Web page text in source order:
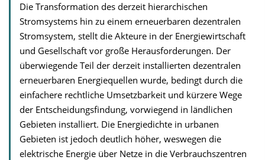
Die Transformation des derzeit hierarchischen
Stromsystems hin zu einem erneuerbaren dezentralen
Stromsystem, stellt die Akteure in der Energiewirtschaft
und Gesellschaft vor große Herausforderungen. Der
überwiegende Teil der derzeit installierten dezentralen
erneuerbaren Energiequellen wurde, bedingt durch die
einfachere rechtliche Umsetzbarkeit und kürzere Wege
der Entscheidungsfindung, vorwiegend in ländlichen
Gebieten installiert. Die Energiedichte in urbanen
Gebieten ist jedoch deutlich höher, weswegen die
elektrische Energie über Netze in die Verbrauchszentren